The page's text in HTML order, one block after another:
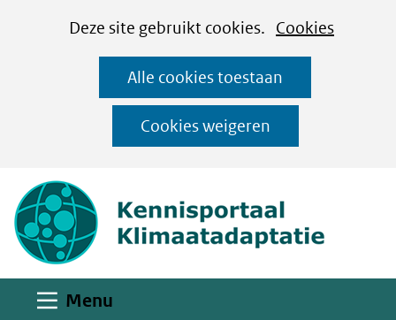
CookiesDeze site gebruikt cookies. Cookies
op
deze
website
worden
toegestaan
Alle cookies toestaan
Cookies weigeren
Ga
naar
de
inhoud
Menu